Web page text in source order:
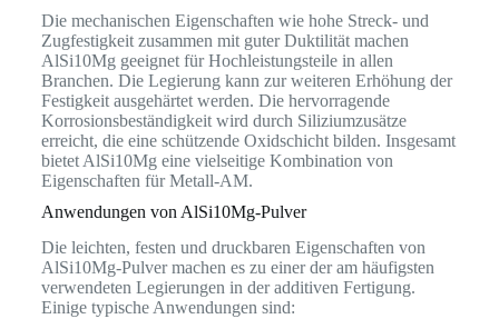
Die mechanischen Eigenschaften wie hohe Streck- und
Zugfestigkeit zusammen mit guter Duktilität machen
AlSi10Mg geeignet für Hochleistungsteile in allen
Branchen. Die Legierung kann zur weiteren Erhöhung der
Festigkeit ausgehärtet werden. Die hervorragende
Korrosionsbeständigkeit wird durch Siliziumzusätze
erreicht, die eine schützende Oxidschicht bilden. Insgesamt
bietet AlSi10Mg eine vielseitige Kombination von
Eigenschaften für Metall-AM.
Anwendungen von AlSi10Mg-Pulver
Die leichten, festen und druckbaren Eigenschaften von
AlSi10Mg-Pulver machen es zu einer der am häufigsten
verwendeten Legierungen in der additiven Fertigung.
Einige typische Anwendungen sind: